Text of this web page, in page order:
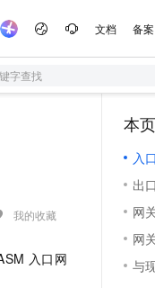
文档 备案
字查找
我的收藏
入口网
本
入
出
网
网
与
语音
Qwen3-
全托管，含MySQL、PostgreSQL、SQL Server、MariaDB多引擎
轻量应用服
数字证书管
实现全站
短信服务
HOT
从聊天伙伴进化为能主动干活的本地数字员工
一句话生成
输入一句话
一键部署幻
一键购买专
漫剧工坊：
快速生产连
活电商全链路生产力
优质广告素材
AI 活动
AI 生产力先锋
先锋实践拓
飞天发布时
所见，即是
AI 实训营
从基础到进
阿
益
专业服务
公司注册
上云迁移
服务伙伴
Al MaaS 服
伙伴信用分
更多支持
合作伙伴
开发者社
镜像站
加入我们
校园招聘